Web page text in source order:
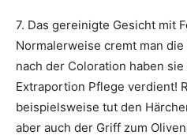
7. Das gereinigte Gesicht mit
Normalerweise cremt man
nach der Coloration haben
Extraportion Pflege verdient!
beispielsweise tut den
aber auch der Griff zum